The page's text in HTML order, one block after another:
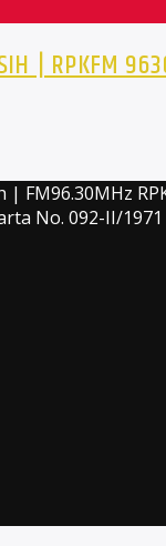
| RPKFM
| FM96.30MHz
No. 092-II/1971